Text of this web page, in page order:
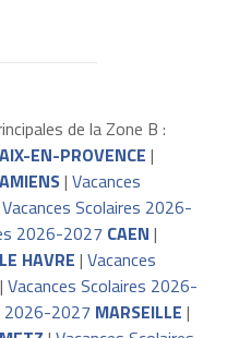
de la Zone B :
AIX-EN-PROVENCE |
AMIENS| Vacances
Vacances Scolaires 2026-
2026-2027 CAEN |
LE HAVRE | Vacances
Vacances Scolaires 2026-
2026-2027 MARSEILLE |